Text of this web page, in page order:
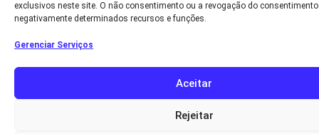
exclusivos neste site. O não consentimento ou a revogação do
negativamente determinados recursos e funções.
Gerenciar Serviços
Aceitar
Rejeitar